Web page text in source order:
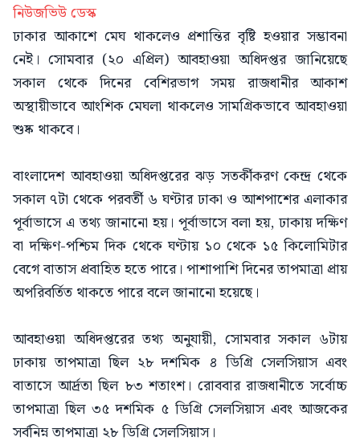
নিউজভিউ ডেস্ক
ঢাকার আকাশে মেঘ থাকলেও প্রশান্তির বৃষ্টি হওয়ার সম্ভাবনা
নেই। সোমবার (২০ এপ্রিল) আবহাওয়া অধিদপ্তর জানিয়েছে
সকাল থেকে দিনের বেশিরভাগ সময় রাজধানীর আকাশ
অস্থায়ীভাবে আংশিক মেঘলা থাকলেও সামগ্রিকভাবে আবহাওয়া
শুষ্ক থাকবে।
বাংলাদেশ আবহাওয়া অধিদপ্তরের ঝড় সতর্কীকরণ কেন্দ্র থেকে
সকাল ৭টা থেকে পরবর্তী ৬ ঘণ্টার ঢাকা ও আশপাশের এলাকার
পূর্বাভাসে এ তথ্য জানানো হয়। পূর্বাভাসে বলা হয়, ঢাকায় দক্ষিণ
বা দক্ষিণ-পশ্চিম দিক থেকে ঘণ্টায় ১০ থেকে ১৫ কিলোমিটার
বেগে বাতাস প্রবাহিত হতে পারে। পাশাপাশি দিনের তাপমাত্রা প্রায়
অপরিবর্তিত থাকতে পারে বলে জানানো হয়েছে।
আবহাওয়া অধিদপ্তরের তথ্য অনুযায়ী, সোমবার সকাল ৬টায়
ঢাকায় তাপমাত্রা ছিল ২৮ দশমিক ৪ ডিগ্রি সেলসিয়াস এবং
বাতাসে আর্দ্রতা ছিল ৮৩ শতাংশ। রোববার রাজধানীতে সর্বোচ্চ
তাপমাত্রা ছিল ৩৫ দশমিক ৫ ডিগ্রি সেলসিয়াস এবং আজকের
সর্বনিম্ন তাপমাত্রা ২৮ ডিগ্রি সেলসিয়াস।